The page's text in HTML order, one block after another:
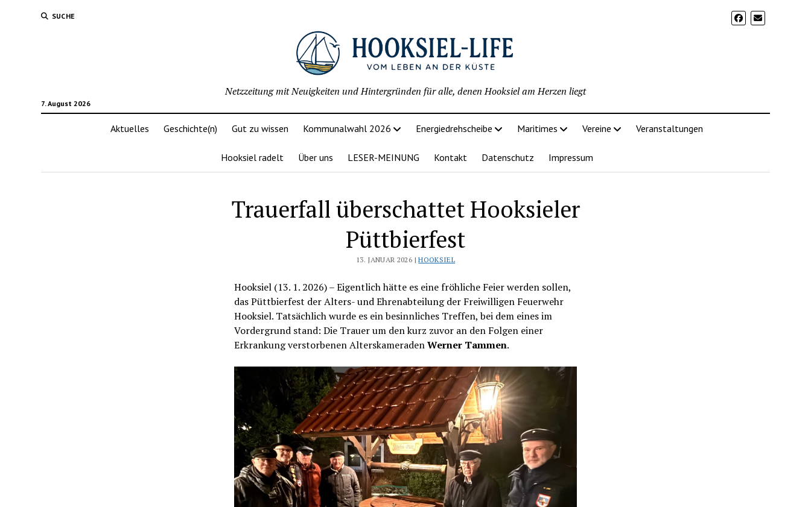
SUCHE
7. August 2026
Netzzeitung mit Neuigkeiten und Hintergründen für alle, denen Hooksiel am Herzen liegt
Aktuelles Geschichte(n) Gut zu wissen Kommunalwahl 2026 Energiedrehscheibe Maritimes Vereine Veranstaltungen
Hooksiel radelt Über uns LESER-MEINUNG Kontakt Datenschutz Impressum
Trauerfall überschattet Hooksieler
Püttbierfest
13. JANUAR 2026 |HOOKSIEL
Hooksiel (13. 1. 2026) – Eigentlich hätte es eine fröhliche Feier werden sollen,
das Püttbierfest der Alters- und Ehrenabteilung der Freiwilligen Feuerwehr
Hooksiel. Tatsächlich wurde es ein besinnliches Treffen, bei dem eines im
Vordergrund stand: Die Trauer um den kurz zuvor an den Folgen einer
Erkrankung verstorbenen AlterskameradenWerner Tammen.